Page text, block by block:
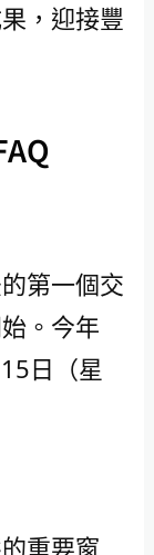
，迎接豐
第一個交
。今年
日（星
重要窗